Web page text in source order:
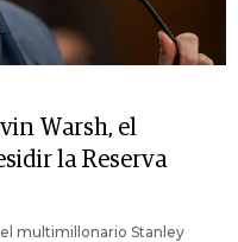
Warsh, el
la Reserva
multimillonario Stanley